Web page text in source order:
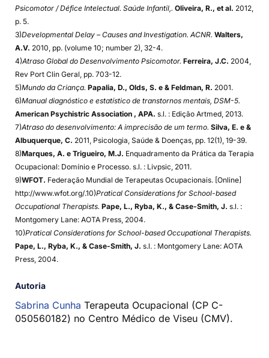
Psicomotor / Défice Intelectual. Saúde Infantil,. Oliveira, R., et al. 2012,
p. 5.
3)Developmental Delay – Causes and Investigation. ACNR. Walters,
A.V. 2010, pp. (volume 10; number 2), 32-4.
4)Atraso Global do Desenvolvimento Psicomotor. Ferreira, J.C. 2004,
Rev Port Clin Geral, pp. 703-12.
5)Mundo da Criança. Papalia, D., Olds, S. e & Feldman, R. 2001.
6)Manual diagnóstico e estatístico de transtornos mentais, DSM-5.
American Psychistric Association , APA. s.l. : Edição Artmed, 2013.
7)Atraso do desenvolvimento: A imprecisão de um termo. Silva, E. e &
Albuquerque, C. 2011, Psicologia, Saúde & Doenças, pp. 12(1), 19-39.
8)Marques, A. e Trigueiro, M.J. Enquadramento da Prática da Terapia
Ocupacional: Domínio e Processo. s.l. : Livpsic, 2011.
9)WFOT. Federação Mundial de Terapeutas Ocupacionais. [Online]
http://www.wfot.org/.10)Pratical Considerations for School-based
Occupational Therapists. Pape, L., Ryba, K., & Case-Smith, J. s.l. :
Montgomery Lane: AOTA Press, 2004.
10)Pratical Considerations for School-based Occupational Therapists.
Pape, L., Ryba, K., & Case-Smith, J. s.l. : Montgomery Lane: AOTA
Press, 2004.
Autoria
Sabrina Cunha Terapeuta Ocupacional (CP C-
050560182) no Centro Médico de Viseu (CMV).